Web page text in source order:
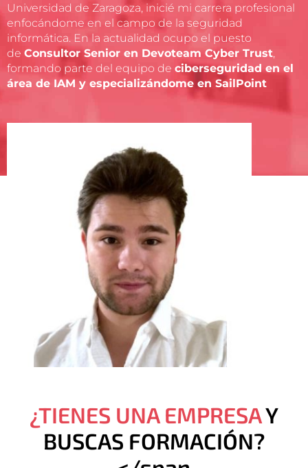
Universidad de Zaragoza, inicié mi carrera profesional
enfocándome en el campo de la seguridad
informática. En la actualidad ocupo el puesto
de Consultor Senior en Devoteam Cyber Trust,
formando parte del equipo de ciberseguridad en el
área de IAM y especializándome en SailPoint
¿TIENES UNA EMPRESAY
BUSCAS FORMACIÓN?